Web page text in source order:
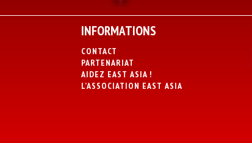
INFORMATIONS
CONTACT
PARTENARIAT
AIDEZ EAST ASIA !
L’ASSOCIATION EAST ASIA